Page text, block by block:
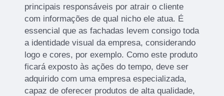
principais responsáveis por atrair o cliente
com informações de qual nicho ele atua. É
essencial que as fachadas levem consigo toda
a identidade visual da empresa, considerando
logo e cores, por exemplo. Como este produto
ficará exposto às ações do tempo, deve ser
adquirido com uma empresa especializada,
capaz de oferecer produtos de alta qualidade,